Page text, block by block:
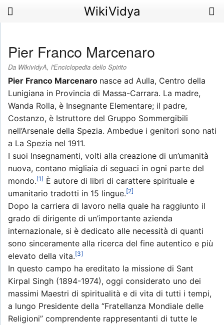
WikiVidya
Pier Franco Marcenaro
Da WikividyA, l'Enciclopedia dello Spirito
Pier Franco Marcenaro nasce ad Aulla, Centro della
Lunigiana in Provincia di Massa-Carrara. La madre,
Wanda Rolla, è Insegnante Elementare; il padre,
Costanzo, è Istruttore del Gruppo Sommergibili
nell’Arsenale della Spezia. Ambedue i genitori sono nati
a La Spezia nel 1911.
I suoi Insegnamenti, volti alla creazione di un’umanità
nuova, contano migliaia di seguaci in ogni parte del
mondo.[1] È autore di libri di carattere spirituale e
umanitario tradotti in 15 lingue.[2]
Dopo la carriera di lavoro nella quale ha raggiunto il
grado di dirigente di un’importante azienda
internazionale, si è dedicato alle necessità di quanti
sono sinceramente alla ricerca del fine autentico e più
elevato della vita.[3]
In questo campo ha ereditato la missione di Sant
Kirpal Singh (1894-1974), oggi considerato uno dei
massimi Maestri di spiritualità e di vita di tutti i tempi,
a lungo Presidente della “Fratellanza Mondiale delle
Religioni” comprendente rappresentanti di tutte le